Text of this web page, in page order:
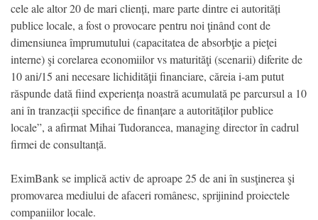
cele ale altor 20 de mari clienți, mare parte dintre ei autorități
publice locale, a fost o provocare pentru noi ţinând cont de
dimensiunea împrumutului (capacitatea de absorbţie a pieţei
interne) şi corelarea economiilor vs maturităţi (scenarii) diferite de
10 ani/15 ani necesare lichidităţii financiare, căreia i-am putut
răspunde dată fiind experiența noastră acumulată pe parcursul a 10
ani în tranzacții specifice de finanțare a autorităților publice
locale”, a afirmat Mihai Tudorancea, managing director în cadrul
firmei de consultanță.
EximBank se implică activ de aproape 25 de ani în susţinerea şi
promovarea mediului de afaceri românesc, sprijinind proiectele
companiilor locale.